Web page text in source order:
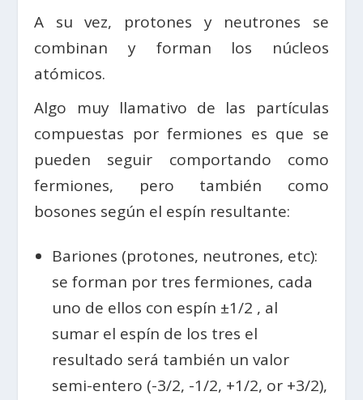
A su vez, protones y neutrones se
combinan y forman los núcleos
atómicos.
Algo muy llamativo de las partículas
compuestas por fermiones es que se
pueden seguir comportando como
fermiones, pero también como
bosones según el espín resultante:
Bariones (protones, neutrones, etc):
se forman por tres fermiones, cada
uno de ellos con espín ±1/2 , al
sumar el espín de los tres el
resultado será también un valor
semi-entero (-3/2, -1/2, +1/2, or +3/2),